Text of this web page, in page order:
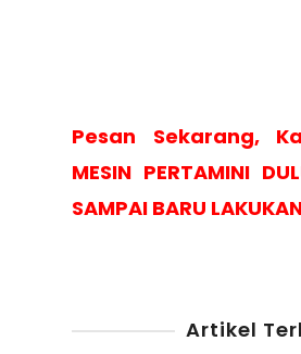
Pesan Sekarang,
MESIN PERTAMINI
SAMPAI BARU
Artikel